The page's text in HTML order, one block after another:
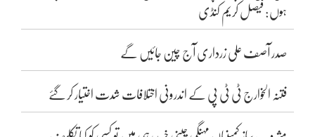
ہوں: فیصل کریم کنڈی
صدر آصف علی زرداری آج چین جائیں گے
فتنہ الخوارج ٹی ٹی پی کے اندرونی اختلافات شدت اختیار کر گئے